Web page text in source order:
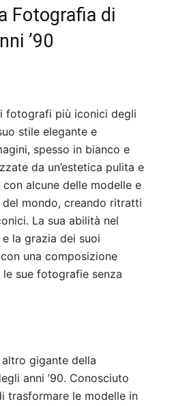
Fotografia di
’90
fotografi più iconici degli
stile elegante e
spesso in bianco e
da un’estetica pulita e
alcune delle modelle e
mondo, creando ritratti
La sua abilità nel
la grazia dei suoi
una composizione
sue fotografie senza
gigante della
anni ’90. Conosciuto
trasformare le modelle in